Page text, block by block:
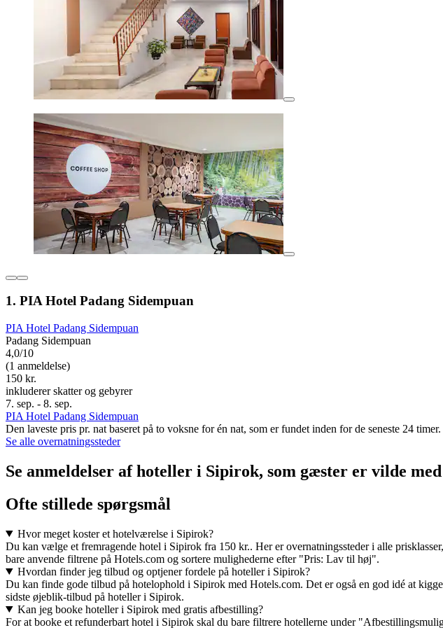
1. PIA Hotel Padang Sidempuan
PIA Hotel Padang Sidempuan
Padang Sidempuan
4,0/10
(1 anmeldelse)
150 kr.
inkluderer skatter og gebyrer
7. sep. - 8. sep.
PIA Hotel Padang Sidempuan
Den laveste pris pr. nat baseret på to voksne for én nat, som er fundet inden for de seneste 24
Se alle overnatningssteder
Se anmeldelser af hoteller i Sipirok, som gæster er vilde med
Ofte stillede spørgsmål
Hvor meget koster et hotelværelse i Sipirok?
Du kan vælge et fremragende hotel i Sipirok fra 150 kr.. Her er overnatningssteder i alle
bare anvende filtrene på Hotels.com og sortere mulighederne efter "Pris: Lav til høj".
Hvordan finder jeg tilbud og optjener fordele på hoteller i Sipirok?
Du kan finde gode tilbud på hotelophold i Sipirok med Hotels.com. Det er også en god idé at
sidste øjeblik-tilbud på hoteller i Sipirok.
Kan jeg booke hoteller i Sipirok med gratis afbestilling?
For at booke et refunderbart hotel i Sipirok skal du bare filtrere hotellerne under